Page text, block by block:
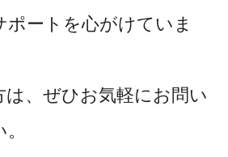
ポートを心がけていま
は、ぜひお気軽にお問い